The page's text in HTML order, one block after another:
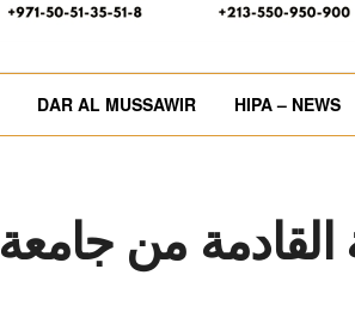
HIPA – NEWS
DAR AL MUSSAWIR
القادمة من جامعة